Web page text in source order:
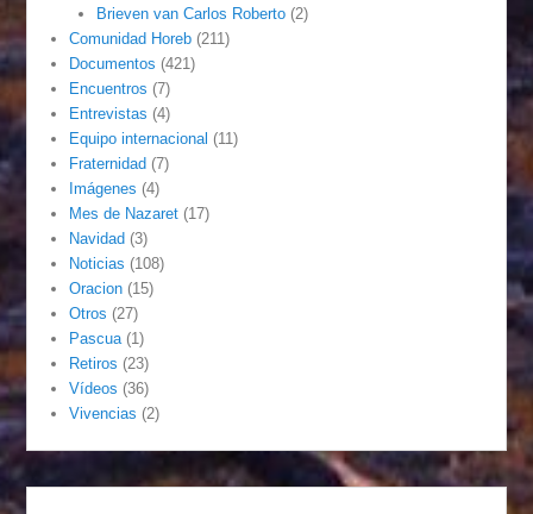
Brieven van Carlos Roberto(2)
Comunidad Horeb (211)
Documentos (421)
Encuentros (7)
Entrevistas (4)
Equipo internacional (11)
Fraternidad (7)
Imágenes (4)
Mes de Nazaret (17)
Navidad (3)
Noticias (108)
Oracion (15)
Otros (27)
Pascua (1)
Retiros (23)
Vídeos (36)
Vivencias (2)